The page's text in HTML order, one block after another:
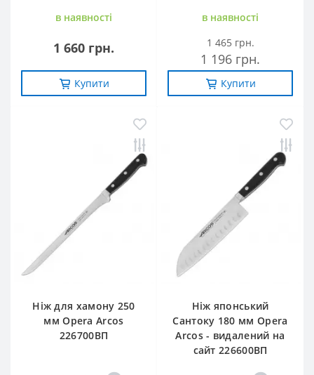
в наявностi
1 660 грн.
Купити
в наявностi
1 465 грн.
1 196 грн.
Купити
Ніж для хамону 250
мм Opera Arcos
226700ВП
Ніж японський
Сантоку 180 мм Opera
Arcos - видалений на
сайт 226600ВП